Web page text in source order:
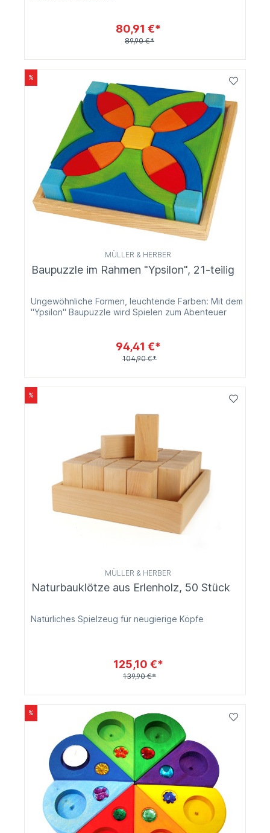
80,91 €*
89,90 €*
%
MÜLLER & HERBER
Baupuzzle im Rahmen "Ypsilon", 21-teilig
Ungewöhnliche Formen, leuchtende Farben: Mit dem
"Ypsilon" Baupuzzle wird Spielen zum Abenteuer
94,41 €*
104,90 €*
%
MÜLLER & HERBER
Naturbauklötze aus Erlenholz, 50 Stück
Natürliches Spielzeug für neugierige Köpfe
125,10 €*
139,90 €*
%